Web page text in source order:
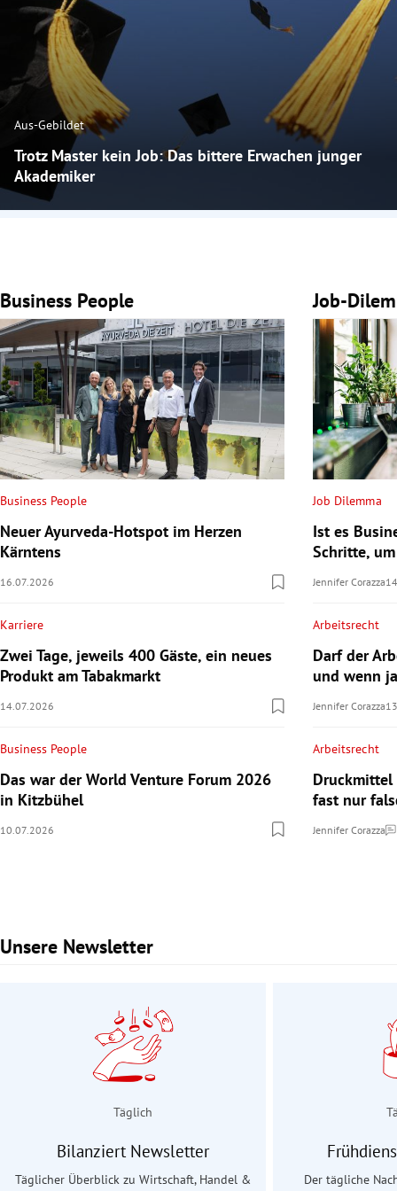
Aus-Gebildet
Trotz Master kein Job: Das bittere Erwachen junger
Akademiker
Business People
Business People
Neuer Ayurveda-Hotspot im Herzen
Kärntens
16.07.2026
Karriere
Zwei Tage, jeweils 400 Gäste, ein neues
Produkt am Tabakmarkt
14.07.2026
Business People
Das war der World Venture Forum 2026
in Kitzbühel
10.07.2026
Job-
Job Dilemma
Ist es
Schritte,
Jennifer Corazza
Arbeitsrecht
Darf der
und wenn
Jennifer Corazza
Arbeitsrecht
Druckmittel
fast nur
Jennifer Corazza
Unsere Newsletter
Slide 1 von 3
Täglich
Bilanziert Newsletter
Täglicher Überblick zu Wirtschaft, Handel &
Der tägliche